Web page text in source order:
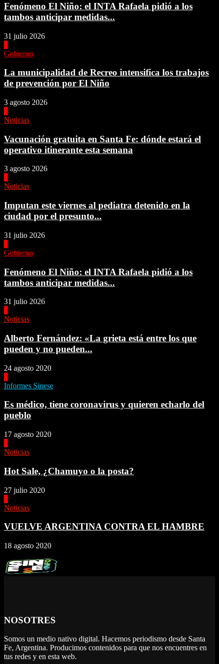
Fenómeno El Niño: el INTA Rafaela pidió a los
tambos anticipar medidas...
31 julio 2026
Gobierno
La municipalidad de Recreo intensifica los trabajos
de prevención por El Niño
3 agosto 2026
Noticias
Vacunación gratuita en Santa Fe: dónde estará el
operativo itinerante esta semana
3 agosto 2026
Noticias
Imputan este viernes al pediatra detenido en la
ciudad por el presunto...
31 julio 2026
Gobierno
Fenómeno El Niño: el INTA Rafaela pidió a los
tambos anticipar medidas...
31 julio 2026
Noticias
Alberto Fernández: «La grieta está entre los que
pueden y no pueden...
24 agosto 2020
Informes Sinese
Es médico, tiene coronavirus y quieren echarlo del
pueblo
17 agosto 2020
Noticias
Hot Sale, ¿Chamuyo o la posta?
27 julio 2020
Noticias
VUELVE ARGENTINA CONTRA EL HAMBRE
18 agosto 2020
NOSOTRES
Somos un medio nativo digital. Hacemos periodismo desde Santa
Fe, Argentina. Producimos contenidos para que nos encuentres en
tus redes y en esta web.